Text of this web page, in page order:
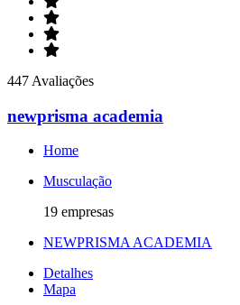
447 Avaliações
newprisma academia
Home
Musculação
19 empresas
NEWPRISMA ACADEMIA
Detalhes
Mapa